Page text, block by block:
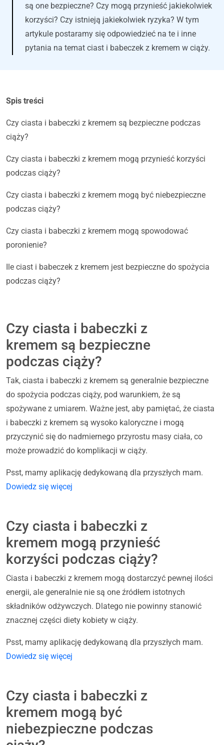
są one bezpieczne? Czy mogą przynieść jakiekolwiek
korzyści? Czy istnieją jakiekolwiek ryzyka? W tym
artykule postaramy się odpowiedzieć na te i inne
pytania na temat ciast i babeczek z kremem w ciąży.
Spis treści
Czy ciasta i babeczki z kremem są bezpieczne podczas
ciąży?
Czy ciasta i babeczki z kremem mogą przynieść korzyści
podczas ciąży?
Czy ciasta i babeczki z kremem mogą być niebezpieczne
podczas ciąży?
Czy ciasta i babeczki z kremem mogą spowodować
poronienie?
Ile ciast i babeczek z kremem jest bezpieczne do spożycia
podczas ciąży?
Czy ciasta i babeczki z
kremem są bezpieczne
podczas ciąży?
Tak, ciasta i babeczki z kremem są generalnie bezpieczne
do spożycia podczas ciąży, pod warunkiem, że są
spożywane z umiarem. Ważne jest, aby pamiętać, że ciasta
i babeczki z kremem są wysoko kaloryczne i mogą
przyczynić się do nadmiernego przyrostu masy ciała, co
może prowadzić do komplikacji w ciąży.
Psst, mamy aplikację dedykowaną dla przyszłych mam.
Dowiedz się więcej
Czy ciasta i babeczki z
kremem mogą przynieść
korzyści podczas ciąży?
Ciasta i babeczki z kremem mogą dostarczyć pewnej ilości
energii, ale generalnie nie są one źródłem istotnych
składników odżywczych. Dlatego nie powinny stanowić
znacznej części diety kobiety w ciąży.
Psst, mamy aplikację dedykowaną dla przyszłych mam.
Dowiedz się więcej
Czy ciasta i babeczki z
kremem mogą być
niebezpieczne podczas